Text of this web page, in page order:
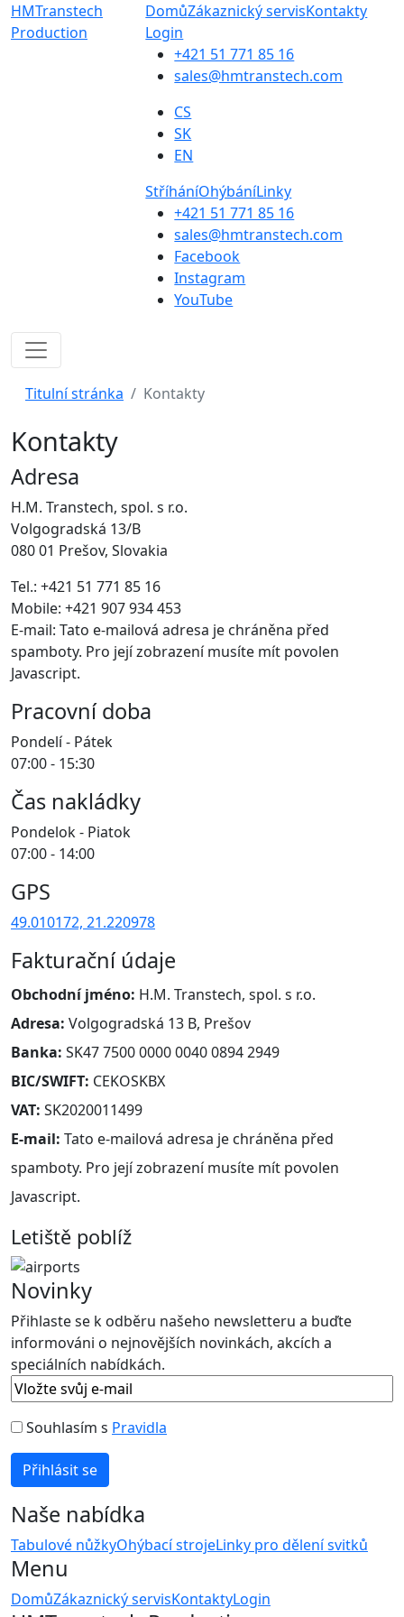
HMTranstech
Production
DomůZákaznický servisKontakty
Login
+421 51 771 85 16
sales@hmtranstech.com
CS
SK
EN
StříháníOhýbáníLinky
+421 51 771 85 16
sales@hmtranstech.com
Facebook
Instagram
YouTube
Titulní stránka Kontakty
Kontakty
Adresa
H.M. Transtech, spol. s r.o.
Volgogradská 13/B
080 01 Prešov, Slovakia
Tel.: +421 51 771 85 16
Mobile: +421 907 934 453
E-mail: Tato e-mailová adresa je chráněna před
spamboty. Pro její zobrazení musíte mít povolen
Javascript.
Pracovní doba
Pondelí - Pátek
07:00 - 15:30
Čas nakládky
Pondelok - Piatok
07:00 - 14:00
GPS
49.010172, 21.220978
Fakturační údaje
Obchodní jméno: H.M. Transtech, spol. s r.o.
Adresa: Volgogradská 13 B, Prešov
Banka: SK47 7500 0000 0040 0894 2949
BIC/SWIFT: CEKOSKBX
VAT: SK2020011499
E-mail: Tato e-mailová adresa je chráněna před
spamboty. Pro její zobrazení musíte mít povolen
Javascript.
Letiště poblíž
Novinky
Přihlaste se k odběru našeho newsletteru a buďte
informováni o nejnovějších novinkách, akcích a
speciálních nabídkách.
Souhlasím s Pravidla
Naše nabídka
Tabulové nůžkyOhýbací strojeLinky pro dělení svitků
Menu
DomůZákaznický servisKontaktyLogin